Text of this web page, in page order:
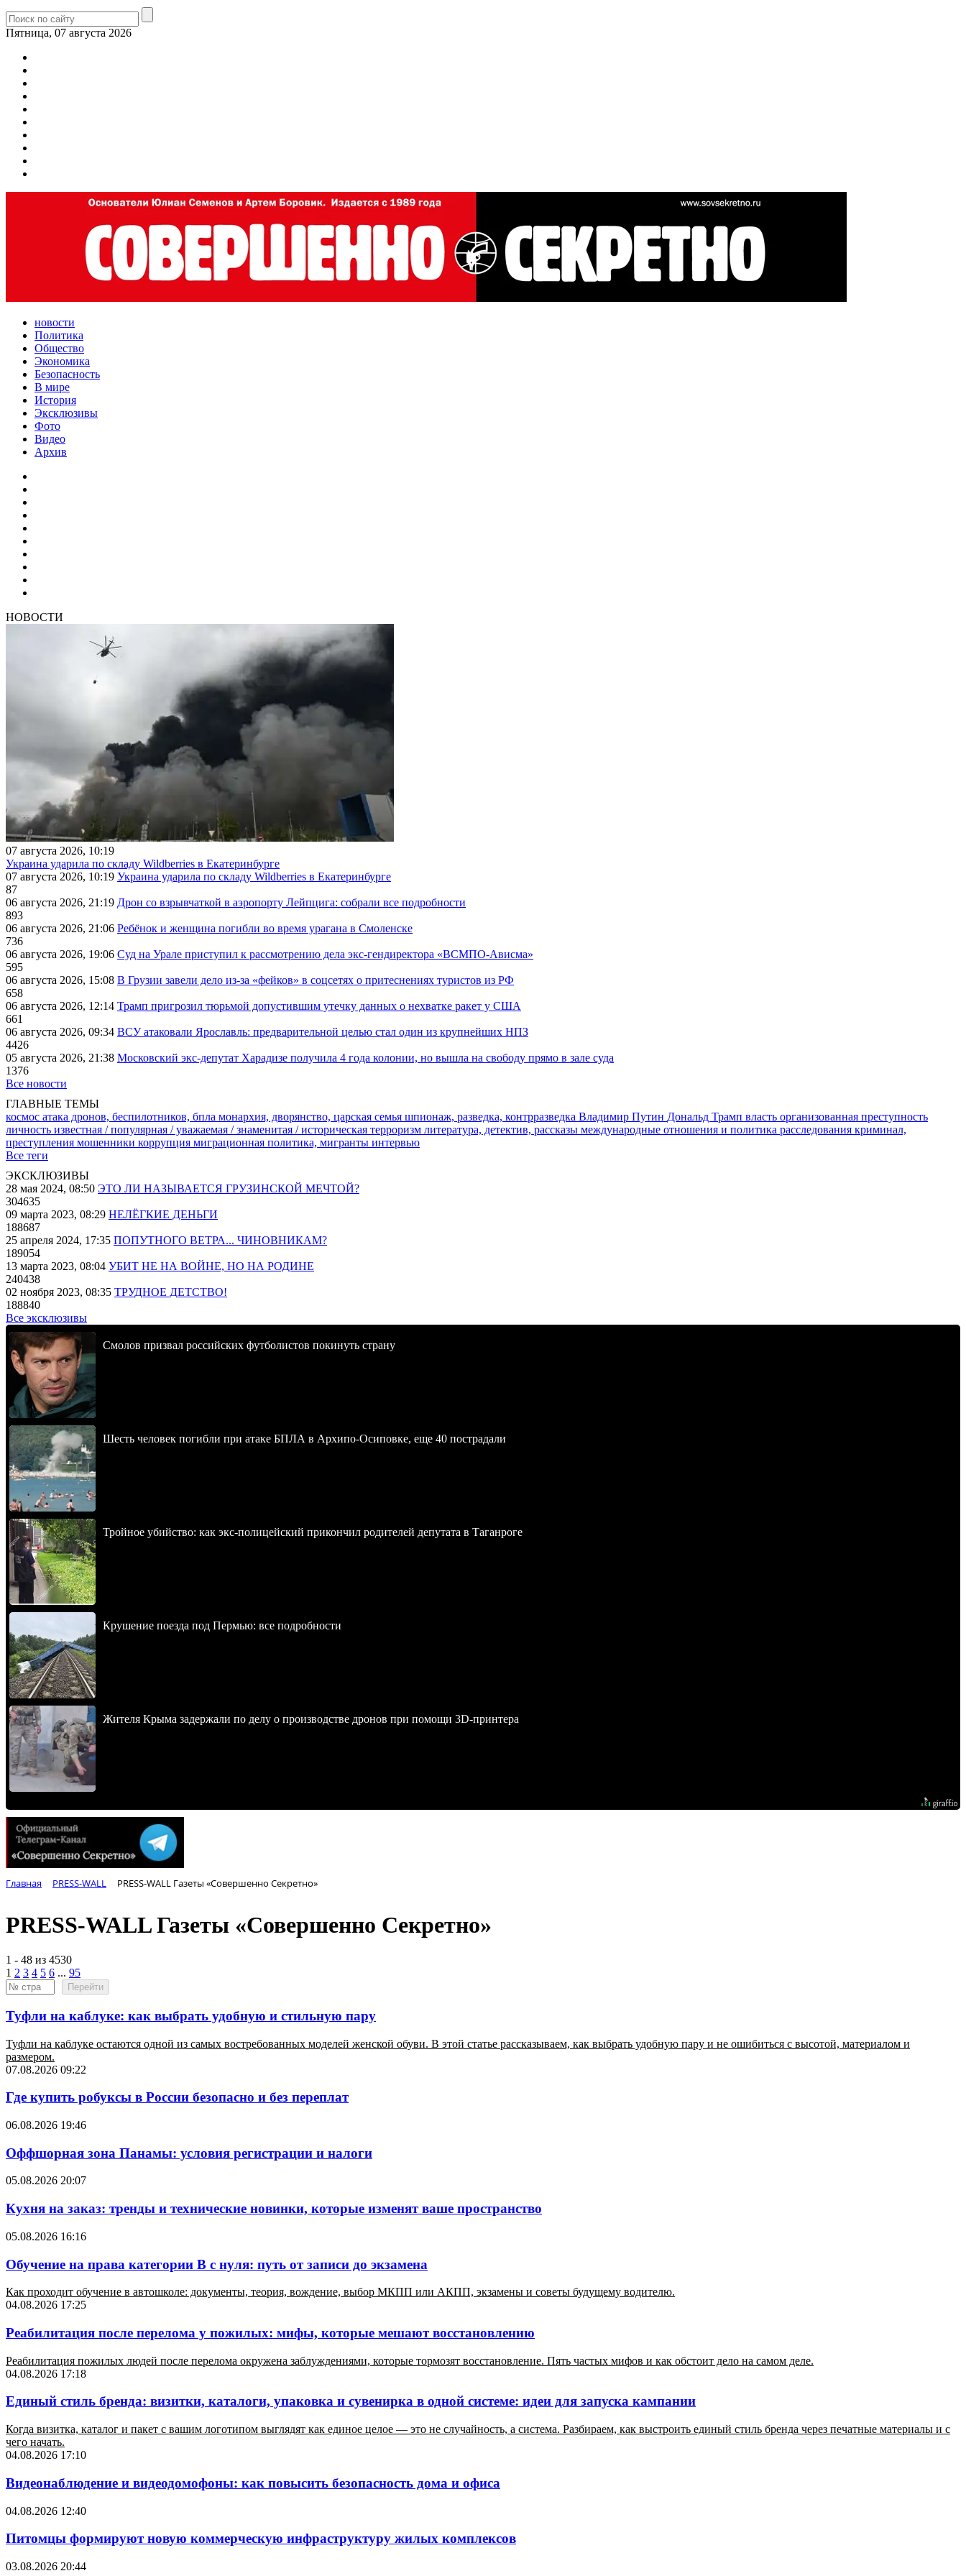
Пятница, 07 августа 2026
новости
Политика
Общество
Экономика
Безопасность
В мире
История
Эксклюзивы
Фото
Видео
Архив
НОВОСТИ
07 августа 2026, 10:19
Украина ударила по складу Wildberries в Екатеринбурге
07 августа 2026, 10:19 Украина ударила по складу Wildberries в Екатеринбурге
87
06 августа 2026, 21:19 Дрон со взрывчаткой в аэропорту Лейпцига: собрали все подробности
893
06 августа 2026, 21:06 Ребёнок и женщина погибли во время урагана в Смоленске
736
06 августа 2026, 19:06 Суд на Урале приступил к рассмотрению дела экс-гендиректора «ВСМПО-Ависма»
595
06 августа 2026, 15:08 В Грузии завели дело из-за «фейков» в соцсетях о притеснениях туристов из РФ
658
06 августа 2026, 12:14 Трамп пригрозил тюрьмой допустившим утечку данных о нехватке ракет у США
661
06 августа 2026, 09:34 ВСУ атаковали Ярославль: предварительной целью стал один из крупнейших НПЗ
4426
05 августа 2026, 21:38 Московский экс-депутат Харадизе получила 4 года колонии, но вышла на свободу прямо в зале суда
1376
Все новости
ГЛАВНЫЕ ТЕМЫ
космос атака дронов, беспилотников, бпла монархия, дворянство, царская семья шпионаж, разведка, контрразведка Владимир Путин Дональд Трамп власть организованная преступность
личность известная / популярная / уважаемая / знаменитая / историческая терроризм литература, детектив, рассказы международные отношения и политика расследования криминал,
преступления мошенники коррупция миграционная политика, мигранты интервью
Все теги
ЭКСКЛЮЗИВЫ
28 мая 2024, 08:50 ЭТО ЛИ НАЗЫВАЕТСЯ ГРУЗИНСКОЙ МЕЧТОЙ?
304635
09 марта 2023, 08:29 НЕЛЁГКИЕ ДЕНЬГИ
188687
25 апреля 2024, 17:35 ПОПУТНОГО ВЕТРА... ЧИНОВНИКАМ?
189054
13 марта 2023, 08:04 УБИТ НЕ НА ВОЙНЕ, НО НА РОДИНЕ
240438
02 ноября 2023, 08:35 ТРУДНОЕ ДЕТСТВО!
188840
Все эксклюзивы
Смолов призвал российских футболистов покинуть страну
Шесть человек погибли при атаке БПЛА в Архипо-Осиповке, еще 40 пострадали
Тройное убийство: как экс-полицейский прикончил родителей депутата в Таганроге
Крушение поезда под Пермью: все подробности
Жителя Крыма задержали по делу о производстве дронов при помощи 3D‑принтера
Главная PRESS-WALL PRESS-WALL Газеты «Совершенно Секретно»
PRESS-WALL Газеты «Совершенно Секретно»
1 - 48 из 4530
1 2 3 4 5 6 ... 95
Перейти
Туфли на каблуке: как выбрать удобную и стильную пару
Туфли на каблуке остаются одной из самых востребованных моделей женской обуви. В этой статье рассказываем, как выбрать удобную пару и не ошибиться с высотой, материалом и
размером.
07.08.2026 09:22
Где купить робуксы в России безопасно и без переплат
06.08.2026 19:46
Оффшорная зона Панамы: условия регистрации и налоги
05.08.2026 20:07
Кухня на заказ: тренды и технические новинки, которые изменят ваше пространство
05.08.2026 16:16
Обучение на права категории B с нуля: путь от записи до экзамена
Как проходит обучение в автошколе: документы, теория, вождение, выбор МКПП или АКПП, экзамены и советы будущему водителю.
04.08.2026 17:25
Реабилитация после перелома у пожилых: мифы, которые мешают восстановлению
Реабилитация пожилых людей после перелома окружена заблуждениями, которые тормозят восстановление. Пять частых мифов и как обстоит дело на самом деле.
04.08.2026 17:18
Единый стиль бренда: визитки, каталоги, упаковка и сувенирка в одной системе: идеи для запуска кампании
Когда визитка, каталог и пакет с вашим логотипом выглядят как единое целое — это не случайность, а система. Разбираем, как выстроить единый стиль бренда через печатные материалы и с
чего начать.
04.08.2026 17:10
Видеонаблюдение и видеодомофоны: как повысить безопасность дома и офиса
04.08.2026 12:40
Питомцы формируют новую коммерческую инфраструктуру жилых комплексов
03.08.2026 20:44